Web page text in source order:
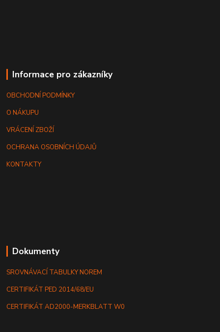
Informace pro zákazníky
OBCHODNÍ PODMÍNKY
O NÁKUPU
VRÁCENÍ ZBOŽÍ
OCHRANA OSOBNÍCH ÚDAJŮ
KONTAKTY
Dokumenty
SROVNÁVACÍ TABULKY NOREM
CERTIFIKÁT PED 2014/68/EU
CERTIFIKÁT AD2000-MERKBLATT W0